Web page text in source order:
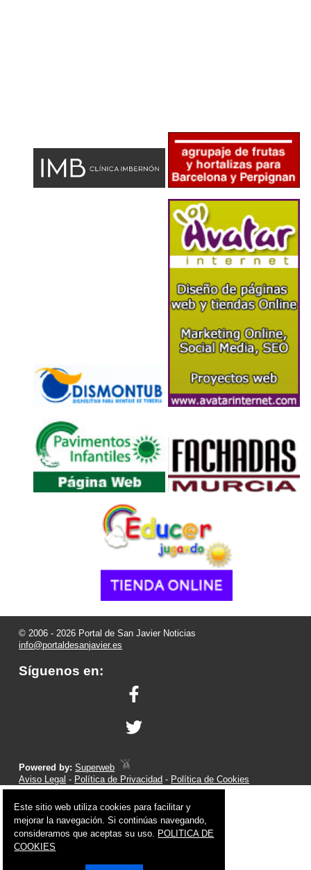
© 2006 - 2026 Portal de San Javier Noticias
info@portaldesanjavier.es
Síguenos en:
Powered by:Superweb
Aviso Legal - Política de Privacidad - Política de Cookies
Este sitio web utiliza cookies para facilitar y
mejorar la navegación. Si continúas navegando,
consideramos que aceptas su uso. POLITICA DE
COOKIES